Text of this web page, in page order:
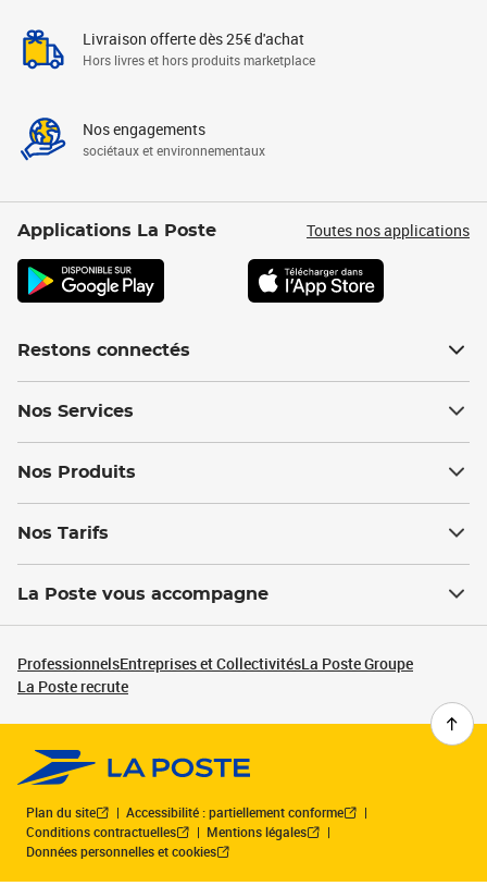
Livraison offerte dès 25€ d'achat
Hors livres et hors produits marketplace
Nos engagements
sociétaux et environnementaux
Applications La Poste Toutes nos applications
Restons connectés
Nos Services
Nos Produits
Nos Tarifs
La Poste vous accompagne
ProfessionnelsEntreprises et CollectivitésLa Poste Groupe
La Poste recrute
Plan du site
Accessibilité : partiellement conforme
Conditions contractuelles
Mentions légales
Données personnelles et cookies